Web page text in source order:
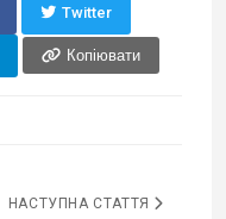
Twitter
Копіювати
НАСТУПНА СТАТТЯ